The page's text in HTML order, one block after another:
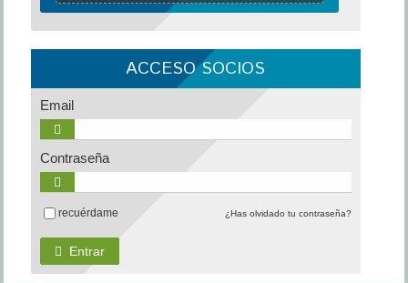
ACCESO SOCIOS
Email
Contraseña
recuérdame ¿Has olvidado tu contraseña?
Entrar